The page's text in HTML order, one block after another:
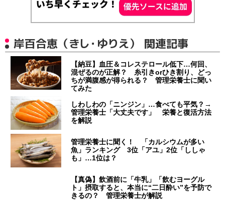
岸百合恵（きし・ゆりえ） 関連記事
【納豆】血圧＆コレステロール低下…何回、
混ぜるのが正解？ 糸引きorひき割り、どっ
ちが満腹感が得られる？ 管理栄養士に聞い
てみた
しわしわの「ニンジン」…食べても平気？→
管理栄養士「大丈夫です」 栄養と復活方法
を解説
管理栄養士に聞く！ 「カルシウムが多い
魚」ランキング 3位「アユ」2位「ししゃ
も」…1位は？
【真偽】飲酒前に「牛乳」「飲むヨーグル
ト」摂取すると、本当に“二日酔い”を予防で
きるの？ 管理栄養士が解説